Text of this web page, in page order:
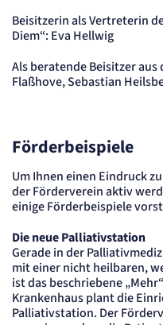
Beisitzerin als Vertreterin
Diem“: Eva Hellwig
Als beratende Beisitzer aus
Flaßhove, Sebastian
Förderbeispiele
Um Ihnen einen Eindruck
der Förderverein aktiv
einige Förderbeispiele
Die neue Palliativstation
Gerade in der
mit einer nicht heilbaren,
ist das beschriebene
Krankenhaus plant die
Palliativstation. Der
matelso GmbH
Zweck:
angezeigt bekommt.
Cookie Laufzeit:
2 Jahre
Name:
Anbieter:
matelso GmbH
Zweck:
Cookie Laufzeit:
30 Tage
etracker Analytics
Name: